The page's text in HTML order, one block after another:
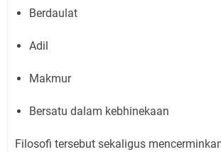
Berdaulat
Adil
Makmur
Bersatu dalam kebhinekaan
Filosofi tersebut sekaligus